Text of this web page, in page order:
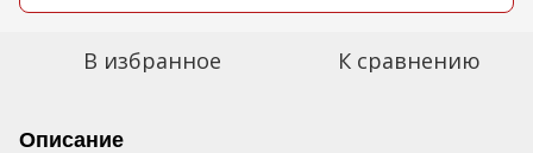
В избранное К сравнению
Описание